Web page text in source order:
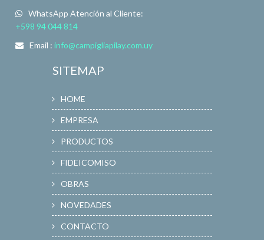
WhatsApp Atención al Cliente:
+598 94 044 814
Email :info@campigliapilay.com.uy
SITEMAP
HOME
EMPRESA
PRODUCTOS
FIDEICOMISO
OBRAS
NOVEDADES
CONTACTO